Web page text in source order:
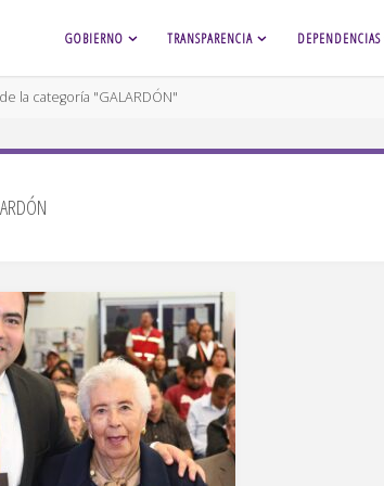
GOBIERNO TRANSPARENCIA DEPENDENCIAS
la categoría "GALARDÓN"